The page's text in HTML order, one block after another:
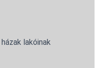
lakóinak